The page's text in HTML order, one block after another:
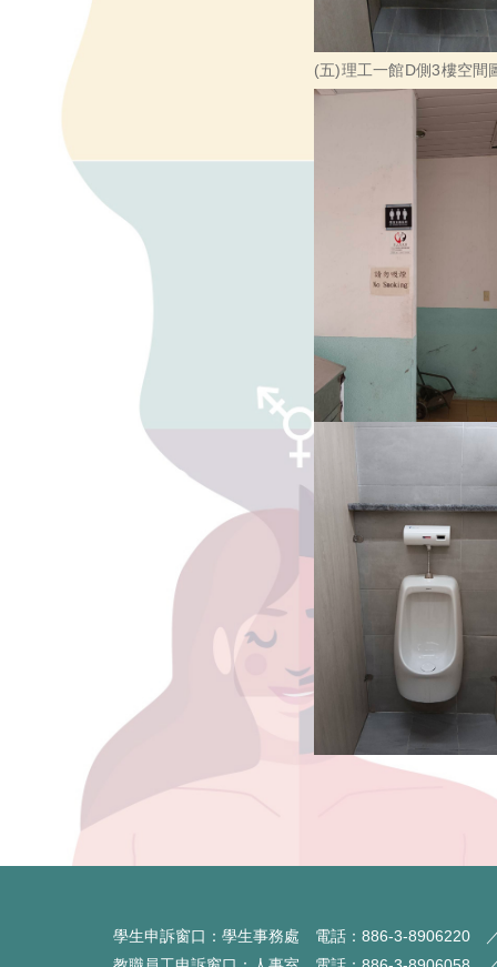
(五)理工一館D側3樓空間
學生申訴窗口：學生事務處 電話：886-3-